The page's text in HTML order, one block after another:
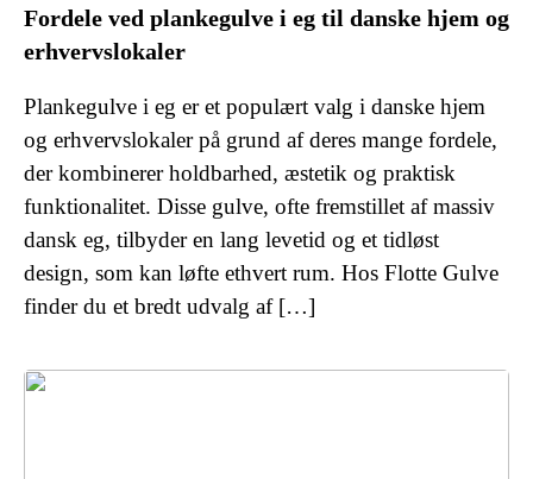
Fordele ved plankegulve i eg til danske hjem og
erhvervslokaler
Plankegulve i eg er et populært valg i danske hjem
og erhvervslokaler på grund af deres mange fordele,
der kombinerer holdbarhed, æstetik og praktisk
funktionalitet. Disse gulve, ofte fremstillet af massiv
dansk eg, tilbyder en lang levetid og et tidløst
design, som kan løfte ethvert rum. Hos Flotte Gulve
finder du et bredt udvalg af […]